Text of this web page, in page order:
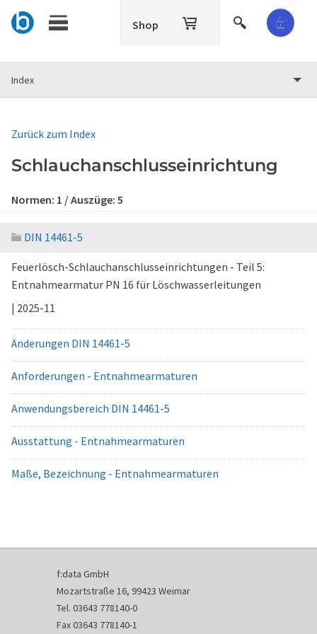
Shop
Index
Zurück zum Index
Schlauchanschlusseinrichtung
Normen: 1 / Auszüge: 5
DIN 14461-5
Feuerlösch-Schlauchanschlusseinrichtungen - Teil 5:
Entnahmearmatur PN 16 für Löschwasserleitungen
| 2025-11
Änderungen DIN 14461-5
Anforderungen - Entnahmearmaturen
Anwendungsbereich DIN 14461-5
Ausstattung - Entnahmearmaturen
Maße, Bezeichnung - Entnahmearmaturen
f:data GmbH
Mozartstraße 16, 99423 Weimar
Tel. 03643 778140-0
Fax 03643 778140-1